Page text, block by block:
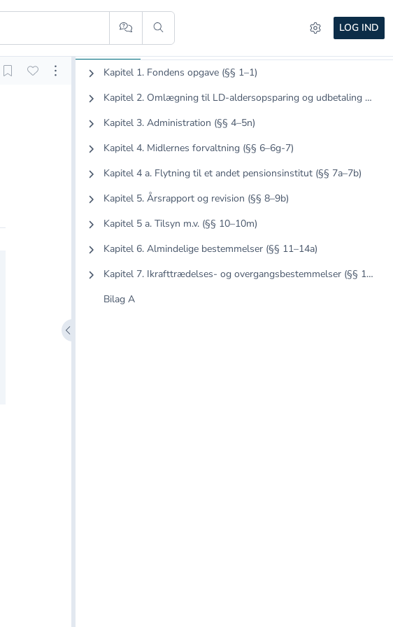
LOG IND
Åbn filteringsmuligheder
Indhold
AI
Kapitel 1. Fondens opgave (§§ 1–1)
Kapitel 2. Omlægning til LD-aldersopsparing og udbetaling (§§ 2–3)
Kapitel 3. Administration (§§ 4–5n)
Kapitel 4. Midlernes forvaltning (§§ 6–6g-7)
Kapitel 4 a. Flytning til et andet pensionsinstitut (§§ 7a–7b)
Kapitel 5. Årsrapport og revision (§§ 8–9b)
Kapitel 5 a. Tilsyn m.v. (§§ 10–10m)
Kapitel 6. Almindelige bestemmelser (§§ 11–14a)
Kapitel 7. Ikrafttrædelses- og overgangsbestemmelser (§§ 15–15)
Bilag A